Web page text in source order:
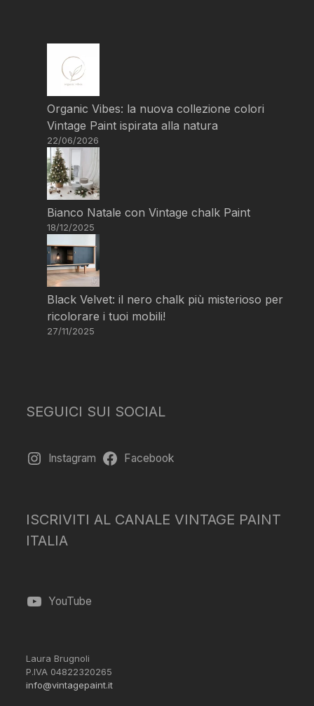
Organic Vibes: la nuova collezione colori
Vintage Paint ispirata alla natura
22/06/2026
Bianco Natale con Vintage chalk Paint
18/12/2025
Black Velvet: il nero chalk più misterioso per
ricolorare i tuoi mobili!
27/11/2025
SEGUICI SUI SOCIAL
Instagram Facebook
ISCRIVITI AL CANALE VINTAGE PAINT
ITALIA
YouTube
Laura Brugnoli
P.IVA 04822320265
info@vintagepaint.it